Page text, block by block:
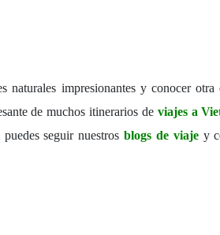
naturales impresionantes y conocer
de muchos itinerarios de viajes a
puedes seguir nuestrosblogs de viajey